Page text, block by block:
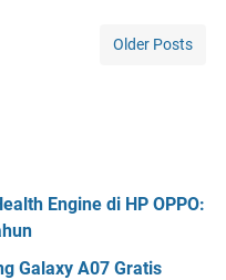
Older Posts
Engine di HP OPPO:
Galaxy A07 Gratis